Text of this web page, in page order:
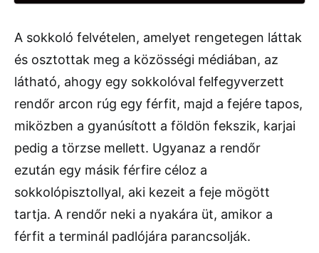
A sokkoló felvételen, amelyet rengetegen láttak
és osztottak meg a közösségi médiában, az
látható, ahogy egy sokkolóval felfegyverzett
rendőr arcon rúg egy férfit, majd a fejére tapos,
miközben a gyanúsított a földön fekszik, karjai
pedig a törzse mellett. Ugyanaz a rendőr
ezután egy másik férfire céloz a
sokkolópisztollyal, aki kezeit a feje mögött
tartja. A rendőr neki a nyakára üt, amikor a
férfit a terminál padlójára parancsolják.